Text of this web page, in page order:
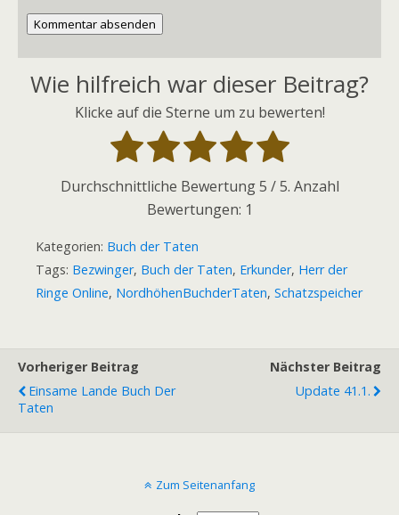
Kommentar absenden
Wie hilfreich war dieser Beitrag?
Klicke auf die Sterne um zu bewerten!
Durchschnittliche Bewertung5 / 5. Anzahl
Bewertungen: 1
Kategorien: Buch der Taten
Tags: Bezwinger, Buch der Taten, Erkunder, Herr der
Ringe Online, NordhöhenBuchderTaten, Schatzspeicher
Vorheriger Beitrag
Einsame Lande Buch Der
Taten
Nächster Beitrag
Update 41.1.
Zum Seitenanfang